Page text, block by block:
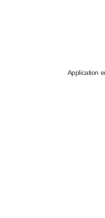
Application